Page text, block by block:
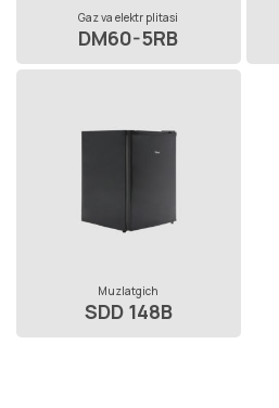
Gaz va elektr plitasi
DM60-5RB
Muzlatgich
SDD 148B